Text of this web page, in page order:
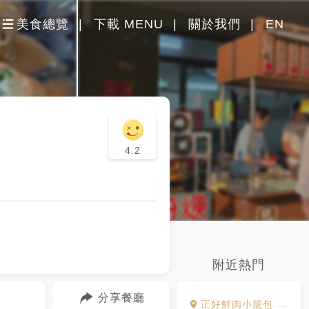
美食總覽 下載 MENU 關於我們 EN
附近熱門
正好鮮肉小籠包 頭城店
4.2
分享餐廳